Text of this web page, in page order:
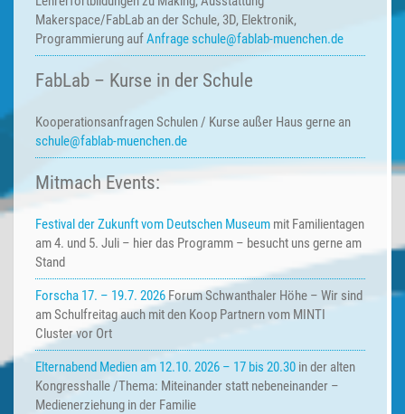
Makerspace/FabLab an der Schule, 3D, Elektronik,
Programmierung aufAnfrage schule@fablab-muenchen.de
FabLab – Kurse in der Schule
KooperationsanfragenSchulen / Kurse außer Haus gerne an
schule@fablab-muenchen.de
Mitmach Events:
Festival der Zukunft vom Deutschen Museum mit Familientagen
am 4. und 5. Juli – hier das Programm – besucht uns gerne am
Stand
Forscha 17. – 19.7. 2026 Forum Schwanthaler Höhe – Wir sind
am Schulfreitag auch mit den Koop Partnern vom MINTI
Cluster vor Ort
Elternabend Medien am 12.10. 2026 – 17 bis 20.30 in der alten
Kongresshalle /Thema: Miteinander statt nebeneinander –
Medienerziehung in der Familie